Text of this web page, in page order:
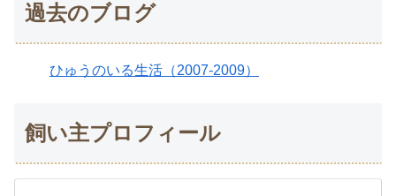
過去のブログ
ひゅうのいる生活（2007-2009）
飼い主プロフィール